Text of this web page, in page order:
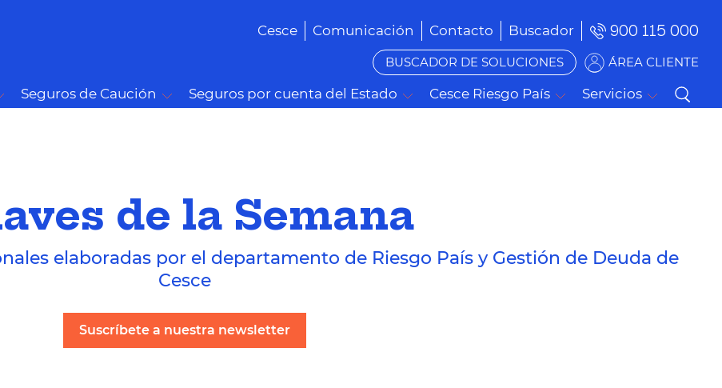
Cesce Comunicación Contacto Buscador 900 115 000
BUSCADOR DE SOLUCIONES ÁREA CLIENTE
Seguros de Caución Seguros por cuenta del Estado Cesce Riesgo País Servicios
de la Semana
elaboradas por el departamento de Riesgo País y Gestión de Deuda de
Cesce
Suscríbete a nuestra newsletter